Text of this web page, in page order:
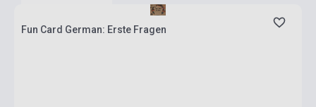
Fun Card German: Erste Fragen